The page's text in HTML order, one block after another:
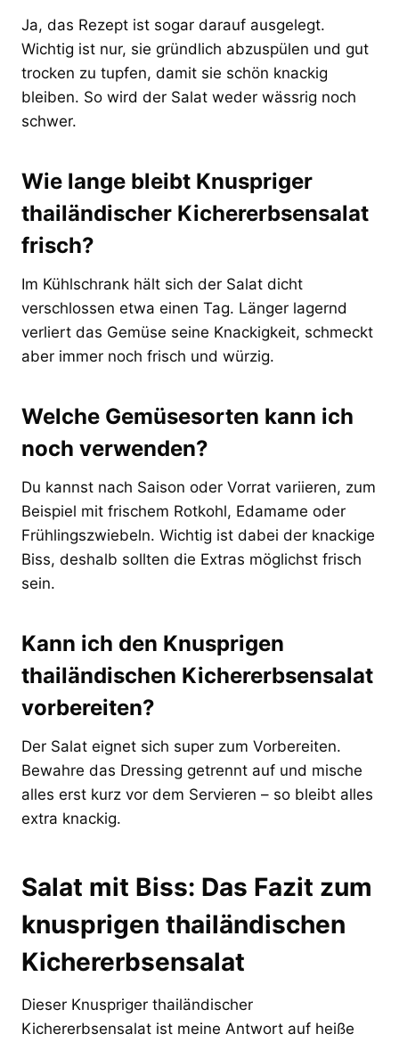
Ja, das Rezept ist sogar darauf ausgelegt.
Wichtig ist nur, sie gründlich abzuspülen und gut
trocken zu tupfen, damit sie schön knackig
bleiben. So wird der Salat weder wässrig noch
schwer.
Wie lange bleibt Knuspriger
thailändischer Kichererbsensalat
frisch?
Im Kühlschrank hält sich der Salat dicht
verschlossen etwa einen Tag. Länger lagernd
verliert das Gemüse seine Knackigkeit, schmeckt
aber immer noch frisch und würzig.
Welche Gemüsesorten kann ich
noch verwenden?
Du kannst nach Saison oder Vorrat variieren, zum
Beispiel mit frischem Rotkohl, Edamame oder
Frühlingszwiebeln. Wichtig ist dabei der knackige
Biss, deshalb sollten die Extras möglichst frisch
sein.
Kann ich den Knusprigen
thailändischen Kichererbsensalat
vorbereiten?
Der Salat eignet sich super zum Vorbereiten.
Bewahre das Dressing getrennt auf und mische
alles erst kurz vor dem Servieren – so bleibt alles
extra knackig.
Salat mit Biss: Das Fazit zum
knusprigen thailändischen
Kichererbsensalat
Dieser Knuspriger thailändischer
Kichererbsensalat ist meine Antwort auf heiße